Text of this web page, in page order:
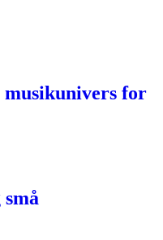
musikunivers for